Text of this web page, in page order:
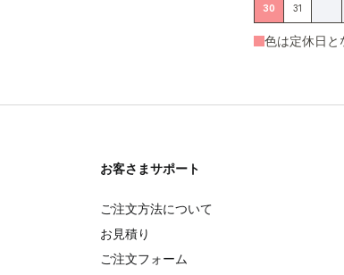
30 31
色は定休日と
お客さまサポート
ご注文方法について
お見積り
ご注文フォーム